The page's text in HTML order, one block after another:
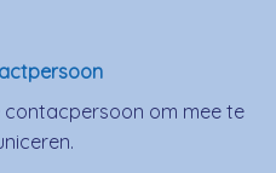
om mee te